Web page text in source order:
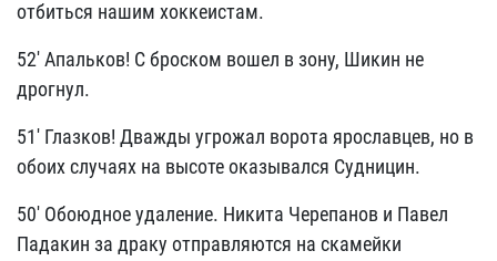
отбиться нашим хоккеистам.
52' Апальков! С броском вошел в зону, Шикин не
дрогнул.
51' Глазков! Дважды угрожал ворота ярославцев, но в
обоих случаях на высоте оказывался Судницин.
50' Обоюдное удаление. Никита Черепанов и Павел
Падакин за драку отправляются на скамейки